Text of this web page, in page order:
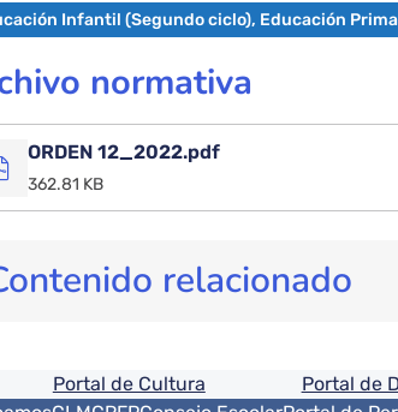
Infantil (Segundo ciclo), Educación
normativa
ORDEN 12_2022.pdf
362.81 KB
relacionado
de pagina información
Portal de Cultura Portal de